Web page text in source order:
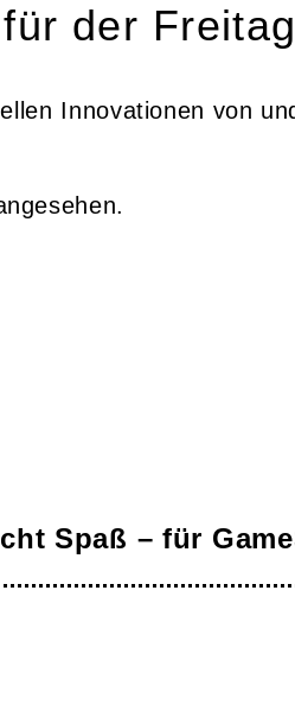
der Freitag
Innovationen von
Spaß – für